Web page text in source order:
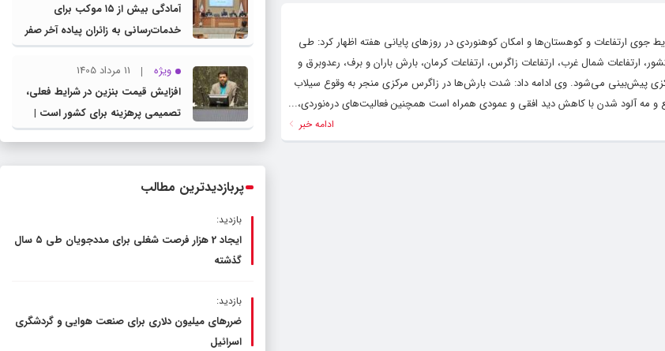
جوی ارتفاعات و کوهستان‌ها و امکان کوهنوردی در روزهای پایانی هفته اظهار کرد: طی
کشور، ارتفاعات شمال غرب، ارتفاعات زاگرس، ارتفاعات کرمان، بارش باران و برف، رعدوبرق و
پیش‌بینی می‌شود. وی ادامه داد: شدت بارش‌ها در زاگرس مرکزی منجر به وقوع سیلاب
مه آلود شدن با کاهش دید افقی و عمودی همراه است همچنین فعالیت‌های دره‌نوردی،...
ادامه خبر
پرورش خراسان رضویآمادگی بیش از ۱۵ موکب برای
خدمات‌رسانی به زائران پیاده آخر صفر
در شهرستان چناران
ویژه
11 مرداد 1405
افزایش قیمت بنزین در شرایط فعلی،
تصمیمی پرهزینه برای کشور است |
دولت، قاچاق سوخت و عوامل اصلی
پربازدیدترین مطالب
بازدید:
ایجاد 2 هزار فرصت شغلی برای مددجویان طی ۵ سال
گذشته
بازدید:
ضررهای میلیون دلاری برای صنعت هوایی و گردشگری
اسرائیل